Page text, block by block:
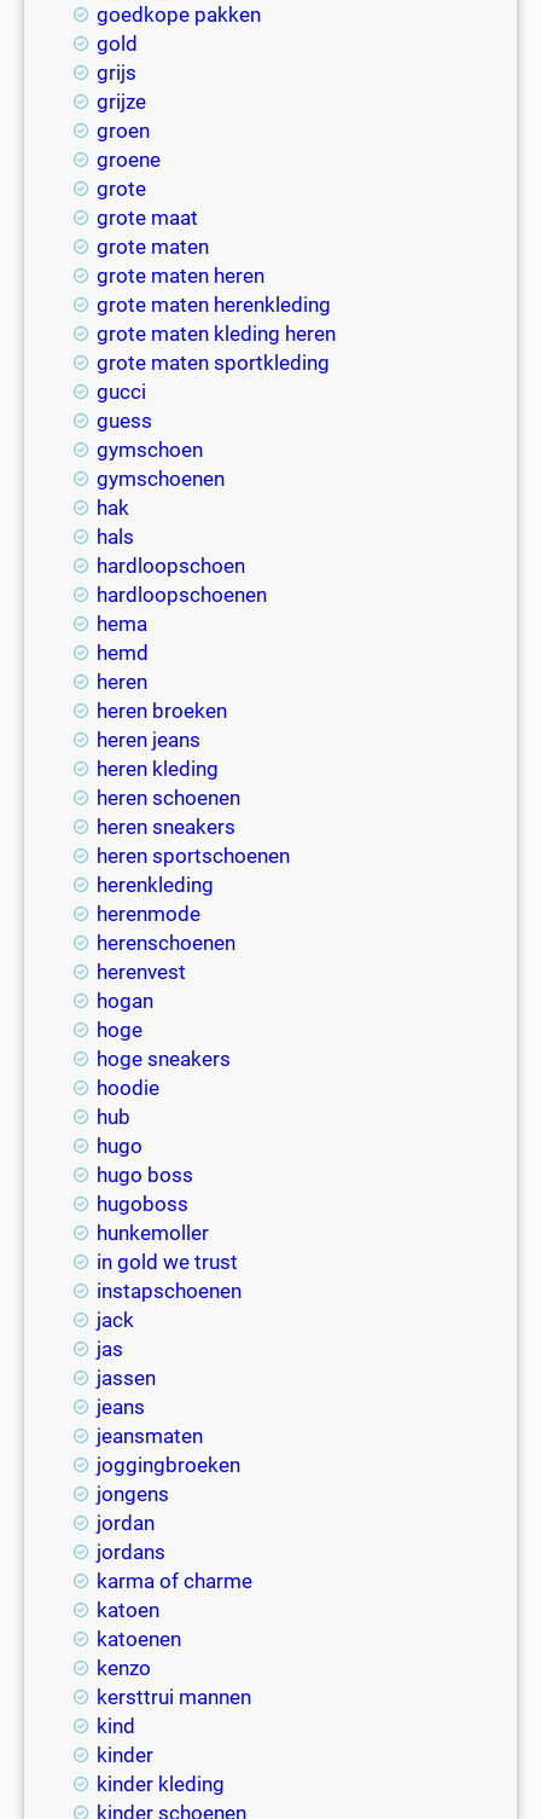
goedkope pakken
gold
grijs
grijze
groen
groene
grote
grote maat
grote maten
grote maten heren
grote maten herenkleding
grote maten kleding heren
grote maten sportkleding
gucci
guess
gymschoen
gymschoenen
hak
hals
hardloopschoen
hardloopschoenen
hema
hemd
heren
heren broeken
heren jeans
heren kleding
heren schoenen
heren sneakers
heren sportschoenen
herenkleding
herenmode
herenschoenen
herenvest
hogan
hoge
hoge sneakers
hoodie
hub
hugo
hugo boss
hugoboss
hunkemoller
in gold we trust
instapschoenen
jack
jas
jassen
jeans
jeansmaten
joggingbroeken
jongens
jordan
jordans
karma of charme
katoen
katoenen
kenzo
kersttrui mannen
kind
kinder
kinder kleding
kinder schoenen